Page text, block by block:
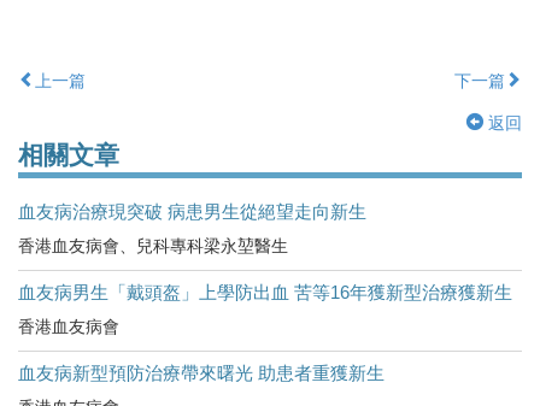
上一篇 下一篇
返回
相關文章
血友病治療現突破 病患男生從絕望走向新生
香港血友病會、兒科專科梁永堃醫生
血友病男生「戴頭盔」上學防出血 苦等16年獲新型治療獲新生
香港血友病會
血友病新型預防治療帶來曙光 助患者重獲新生